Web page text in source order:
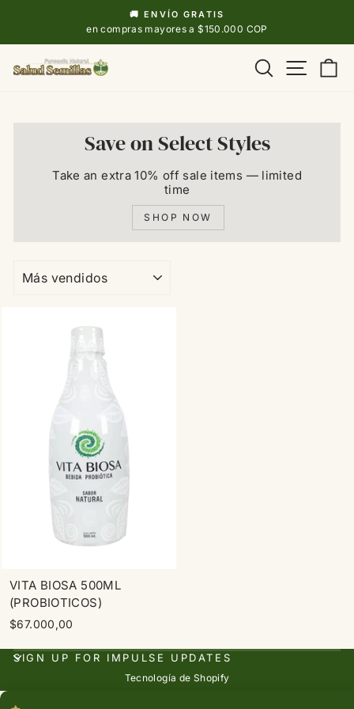
al
contenido
diapositivas
pausa
🚚 ENVÍO GRATIS
en compras mayores a $150.000 COP
Buscar
Save on Select Styles
Take an extra 10% off sale items — limited
time
SHOP NOW
VITA BIOSA 500ML
(PROBIOTICOS)
$67.000,00
SIGN UP FOR IMPULSE UPDATES
Tecnología de Shopify